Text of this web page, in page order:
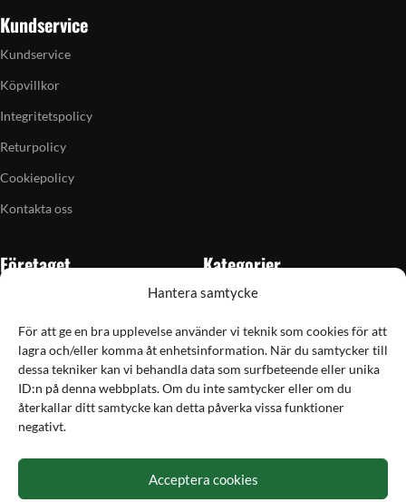
Hantera samtycke
För att ge en bra upplevelse använder vi teknik som cookies för att
lagra och/eller komma åt enhetsinformation. När du samtycker till
dessa tekniker kan vi behandla data som surfbeteende eller unika
ID:n på denna webbplats. Om du inte samtycker eller om du
återkallar ditt samtycke kan detta påverka vissa funktioner
negativt.
Acceptera cookies
Kundservice
Kundservice
Köpvillkor
Integritetspolicy
Returpolicy
Cookiepolicy
Kontakta oss
Företaget
Butiken i Vellinge
Artiklar
Grain till gram-kalkylator
Kampanjer
Kategorier
Skytte
Jakt & fiske
Handladdning
Optik
Utrustning